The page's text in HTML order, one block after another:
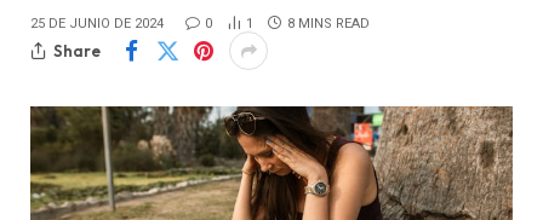
25 DE JUNIO DE 2024 0 1 8 MINS READ
Share